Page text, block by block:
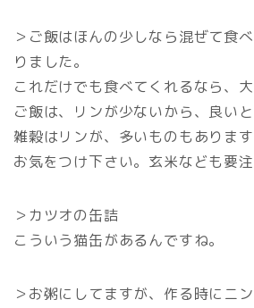
＞ご飯はほんの少しなら混ぜて食
りました。
これだけでも食べてくれるなら、
ご飯は、リンが少ないから、良いと
雑穀はリンが、多いものもあります
お気をつけ下さい。玄米なども要注
＞カツオの缶詰
こういう猫缶があるんですね。
＞お粥にしてますが、作る時にニ